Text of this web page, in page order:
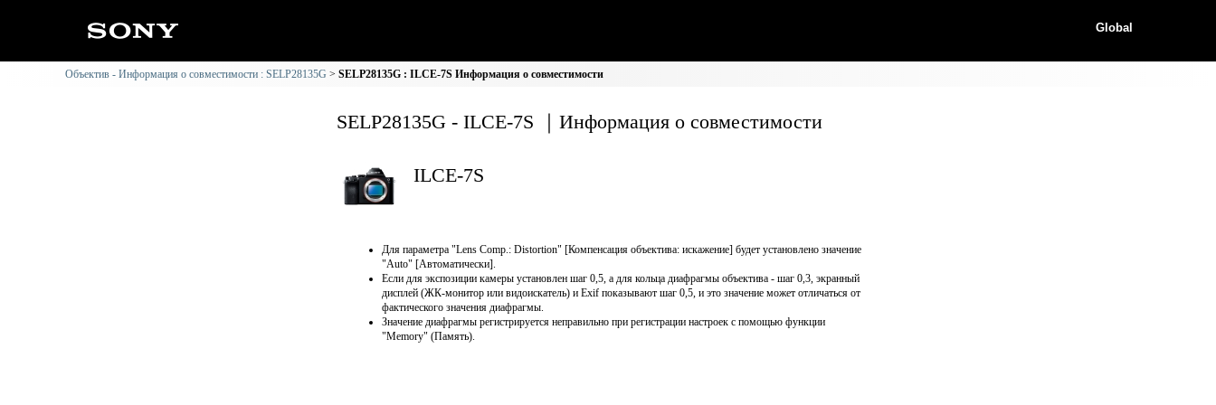
Global
Объектив - Информация о совместимости : SELP28135G SELP28135G : ILCE-7S Информация о совместимости
SELP28135G - ILCE-7S ｜Информация о совместимости
ILCE-7S
Для параметра "Lens Comp.: Distortion" [Компенсация объектива: искажение] будет установлено значение
"Auto" [Автоматически].
Если для экспозиции камеры установлен шаг 0,5, а для кольца диафрагмы объектива - шаг 0,3, экранный
дисплей (ЖК-монитор или видоискатель) и Exif показывают шаг 0,5, и это значение может отличаться от
фактического значения диафрагмы.
Значение диафрагмы регистрируется неправильно при регистрации настроек с помощью функции
"Memory" (Память).